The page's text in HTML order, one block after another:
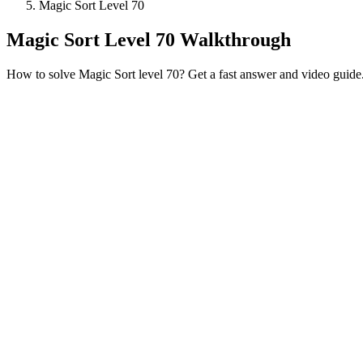
Magic Sort Level 70
Magic Sort Level 70 Walkthrough
How to solve Magic Sort level 70? Get a fast answer and video guide.